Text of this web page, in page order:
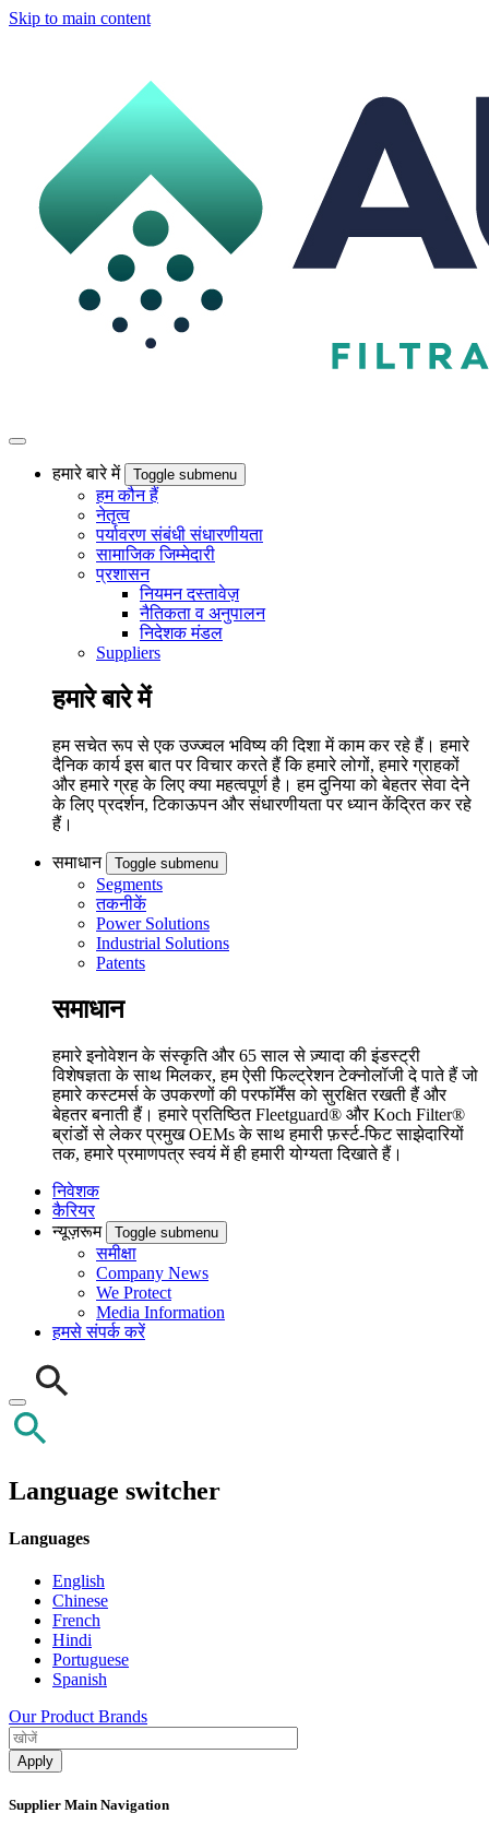
Skip to main content
हमारे बारे में Toggle submenu
हम कौन हैं
नेतृत्व
पर्यावरण संबंधी संधारणीयता
सामाजिक जिम्मेदारी
प्रशासन
नियमन दस्तावेज़
नैतिकता व अनुपालन
निदेशक मंडल
Suppliers
हमारे बारे में
हम सचेत रूप से एक उज्ज्वल भविष्य की दिशा में काम कर रहे हैं। हमारे
दैनिक कार्य इस बात पर विचार करते हैं कि हमारे लोगों, हमारे ग्राहकों
और हमारे ग्रह के लिए क्या महत्वपूर्ण है। हम दुनिया को बेहतर सेवा देने
के लिए प्रदर्शन, टिकाऊपन और संधारणीयता पर ध्यान केंद्रित कर रहे
हैं।
समाधान Toggle submenu
Segments
तकनीकें
Power Solutions
Industrial Solutions
Patents
समाधान
हमारे इनोवेशन के संस्कृति और 65 साल से ज़्यादा की इंडस्ट्री
विशेषज्ञता के साथ मिलकर, हम ऐसी फिल्ट्रेशन टेक्नोलॉजी दे पाते हैं जो
हमारे कस्टमर्स के उपकरणों की परफॉर्मेंस को सुरक्षित रखती हैं और
बेहतर बनाती हैं। हमारे प्रतिष्ठित Fleetguard® और Koch Filter®
ब्रांडों से लेकर प्रमुख OEMs के साथ हमारी फ़र्स्ट-फिट साझेदारियों
तक, हमारे प्रमाणपत्र स्वयं में ही हमारी योग्यता दिखाते हैं।
निवेशक
कैरियर
न्यूज़रूम
Toggle submenu
समीक्षा
Company News
We Protect
Media Information
हमसे संपर्क करें
Language switcher
Languages
English
Chinese
French
Hindi
Portuguese
Spanish
Our Product Brands
Supplier Main Navigation